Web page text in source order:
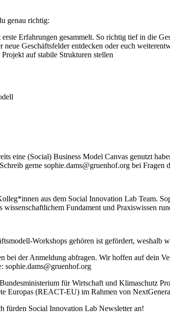
genau richtig:
Erfahrungen gesammelt. So richtig tief in die
Geschäftsfelder entdecken oder euch
auf stabile Strukturen stellen
eine (Social) Business Model Canvas genutzt
gerne sophie.dams@gruenhof.org bei Fragen
aus dem Social Innovation Lab Team.
Fundament und Praxiswissen
Workshops gehören ist gefördert, weshalb
der Anmeldung abfragen. Wir hoffen auf dein
sophie.dams@gruenhof.org
für Wirtschaft und Klimaschutz
Europas (REACT-EU) im Rahmen von
fürden Social Innovation Lab Newsletter an!